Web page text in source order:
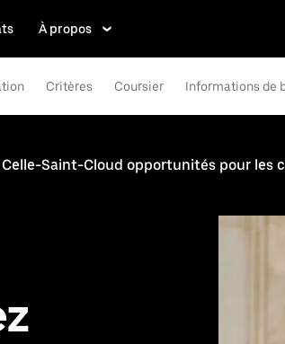
À propos
Critères Coursier Informations de
Celle-Saint-Cloud opportunités pour les